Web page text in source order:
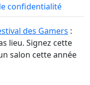
confidentialité
des Gamers :
lieu. Signez cette
salon cette année